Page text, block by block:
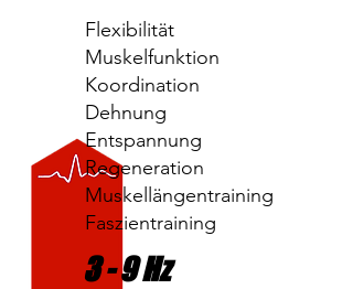
Flexibilität
Muskelfunktion
Koordination
Dehnung
Entspannung
Regeneration
Muskellängentraining
Faszientraining
3 - 9 Hz